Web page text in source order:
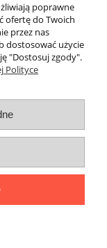
50c
poprawne
ofertę do Twoich
przez nas
dostosować użycie
"Dostosuj zgody".
Polityce